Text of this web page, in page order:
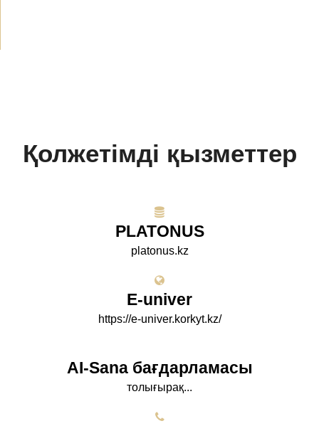
Қолжетімді қызметтер
PLATONUS
platonus.kz
E-univer
https://e-univer.korkyt.kz/
AI-Sana бағдарламасы
толығырақ...